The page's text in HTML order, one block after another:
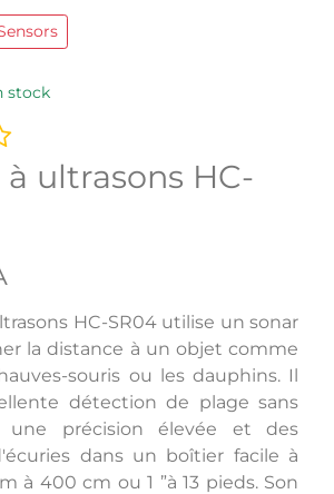
stock
ultrasons HC-
HC-SR04 utilise un sonar
la distance à un objet comme
souris ou les dauphins. Il
détection de plage sans
une précision élevée et des
dans un boîtier facile à
à 400 cm ou 1 ”à 13 pieds. Son